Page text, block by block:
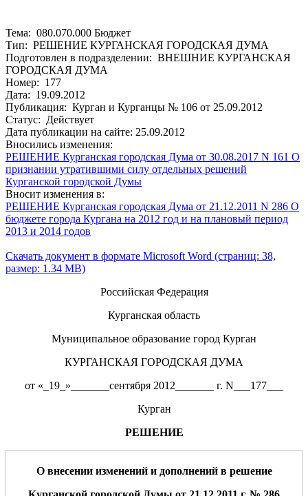
Тема: 080.070.000 Бюджет
Тип: РЕШЕНИЕ КУРГАНСКАЯ ГОРОДСКАЯ ДУМА
Подготовлен в подразделении: ВНЕШНИЕ КУРГАНСКАЯ
ГОРОДСКАЯ ДУМА
Номер: 177
Дата: 19.09.2012
Публикация: Курган и Курганцы № 106 от 25.09.2012
Статус: Действует
Дата публикации на сайте: 25.09.2012
Вносились изменения:
РЕШЕНИЕ Курганская городская Дума от 30.08.2017 N 161 О
признании утратившими силу отдельных решений
Курганской городской Думы
Вносит изменения в:
РЕШЕНИЕ Курганская городская Дума от 21.12.2011 N 286 О
бюджете города Кургана на 2012 год и на плановый период
2013 и 2014 годов
Скачать документ в формате Microsoft Word (страниц: 38,
размер: 1.34 MB)
Российская Федерация
Курганская область
Муниципальное образование город Курган
КУРГАНСКАЯ ГОРОДСКАЯ ДУМА
от «_19_»_______сентября 2012_______ г. N___177___
Курган
РЕШЕНИЕ
О внесении изменений и дополнений в решение